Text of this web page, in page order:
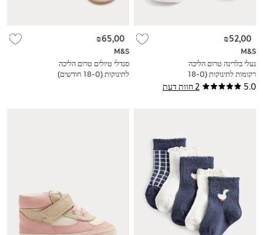
5.0 2 חוות דעת
M&S
נעלי בלרינה טרום הליכה
רקומות לתינוקות (0‏-18
חודשים)
₪52,00
M&S
סנדלי טיולים טרום הליכה
לתינוקות (0-‏18 חודשים)
₪65,00